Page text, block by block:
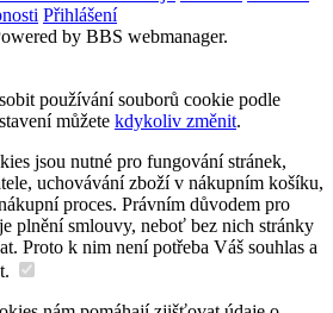
Přihlášení
používání souborů cookie podle
můžete kdykoliv změnit.
jsou nutné pro fungování stránek,
uchovávání zboží v nákupním košíku,
proces. Právním důvodem pro
plnění smlouvy, neboť bez nich stránky
Proto k nim není potřeba Váš souhlas a